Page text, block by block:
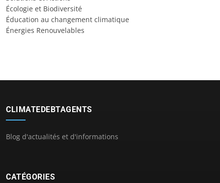
Écologie et Biodiversité
Éducation au changement climatique
Énergies Renouvelables
CLIMATEDEBTAGENTS
Blog d'actualités et d'informations
CATÉGORIES